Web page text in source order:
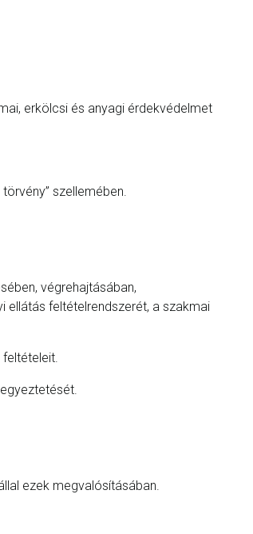
erkölcsi és anyagi érdekvédelmet
szellemében.
végrehajtásában,
ellátás feltételrendszerét, a szakmai
ezek megvalósításában.